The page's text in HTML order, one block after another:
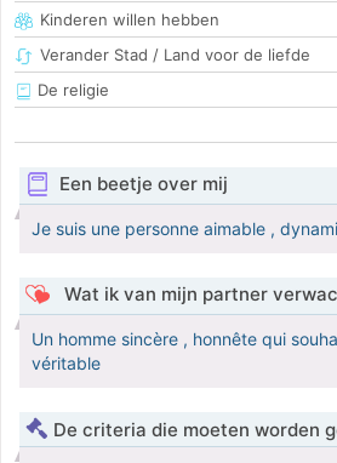
Kinderen willen hebben
Verander Stad / Land voor de liefde
De religie
Een beetje over mij
Je suis une personne aimable ,
Wat ik van mijn partner
Un homme sincère , honnête qui
véritable
De criteria die moeten worden